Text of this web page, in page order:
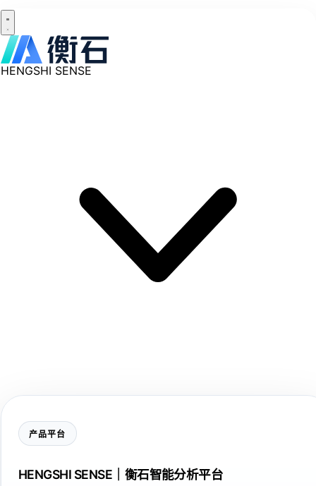
HENGSHI SENSE
产品平台
HENGSHI SENSE｜衡石智能分析平台